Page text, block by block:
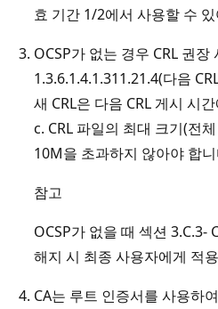
효 기간 1/2에서 사용할 수
OCSP가 없는 경우 CRL 권
1.3.6.1.4.1.311.21.4(다음
새 CRL은 다음 CRL 게시 시
c. CRL 파일의 최대 크기(전
10M을 초과하지 않아야 합
참고
OCSP가 없을 때 섹션 3.C.3-
해지 시 최종 사용자에게 적
CA는 루트 인증서를 사용하